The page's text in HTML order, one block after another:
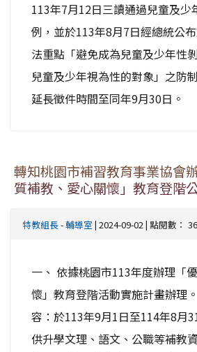
113年7月12日三讀通過兒童及少
例，並於113年8月7日經總統公
法重點「避免成為兒童及少年性
兒童及少年視為性的對象」之防
延長徵件時間至同年9月30日。
轉知桃園市補習教育事業協會
質補教、愛心關懷」教育登階
特教組長-輔導室 | 2024-09-02 | 點閱數：
一、 依據桃園市113年度辦理「
懷」教育登階活動實施計畫辦理
容：於113年9月1日至114年8月
供升學文理、語文、公職等補教